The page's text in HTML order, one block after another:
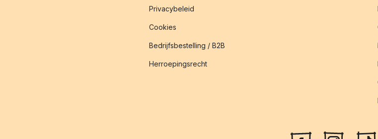
Privacybeleid
Cookies
Bedrijfsbestelling / B2B
Herroepingsrecht